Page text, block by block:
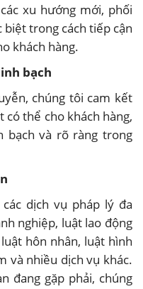
xu hướng mới, phối
biệt trong cách tiếp cận
khách hàng.
bạch
chúng tôi cam kết
thể cho khách hàng,
bạch và rõ ràng trong
dịch vụ pháp lý đa
nghiệp, luật lao động
hôn nhân, luật hình
và nhiều dịch vụ khác.
đang gặp phải, chúng